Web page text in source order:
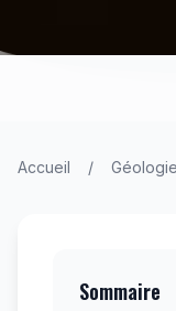
Accueil /
Sommaire